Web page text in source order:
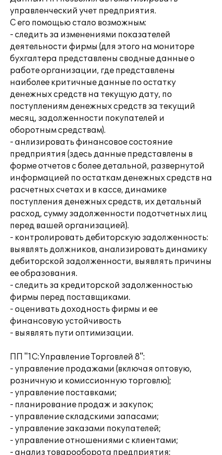
управленческий учет предприятия.
С его помощью стало возможным:
- следить за изменениями показателей
деятельности фирмы (для этого на мониторе
бухгалтера представлены сводные данные о
работе организации, где представлены
наиболее критичные данные по остатку
денежных средств на текущую дату, по
поступлениям денежных средств за текущий
месяц, задолженности покупателей и
оборотным средствам).
- анлизировать финансовое состояние
предприятия (здесь данные представлены в
форме отчетов с более детальной, развернутой
информацией по остаткам денежных средств на
расчетных счетах и в кассе, динамике
поступления денежных средств, их детальный
расход, сумму задолженности подотчетных лиц
перед вашей организацией).
- контролировать дебиторскую задолженность:
выявлять должников, анализировать динамику
дебиторской задолженности, выявлять причины
ее образования.
- следить за кредиторской задолженностью
фирмы перед поставщиками.
- оценивать доходность фирмы и ее
финансовую устойчивость
- выявлять пути оптимизации.
ПП "1С:Управление Торговлей 8":
- управление продажами (включая оптовую,
розничную и комиссионную торговлю);
- управление поставками;
- планирование продаж и закупок;
- управление складскими запасами;
- управление заказами покупателей;
- управление отношениями с клиентами;
- анализ товарооборота предприятия;